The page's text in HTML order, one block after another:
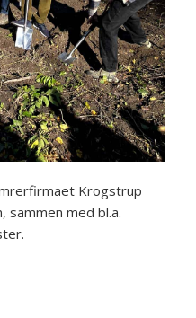
Krogstrup
sammen med bl.a.